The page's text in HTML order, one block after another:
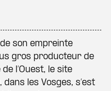
son empreinte
gros producteur de
l’Ouest, le site
les Vosges, s’est